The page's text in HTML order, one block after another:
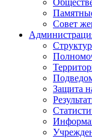
Совет
Защита